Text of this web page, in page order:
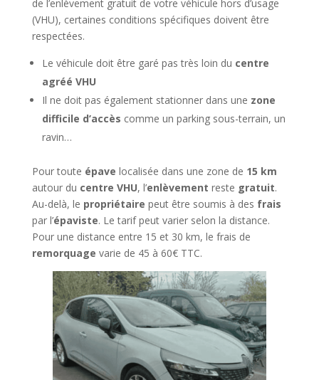
de l’enlèvement gratuit de votre véhicule hors d’usage
(VHU), certaines conditions spécifiques doivent être
respectées.
Le véhicule doit être garé pas très loin du centre
agréé VHU
Il ne doit pas également stationner dans une zone
difficile d’accès comme un parking sous-terrain, un
ravin…
Pour toute épave localisée dans une zone de 15 km
autour du centre VHU, l’enlèvement reste gratuit.
Au-delà, le propriétaire peut être soumis à des frais
par l’épaviste. Le tarif peut varier selon la distance.
Pour une distance entre 15 et 30 km, le frais de
remorquage varie de 45 à 60€ TTC.